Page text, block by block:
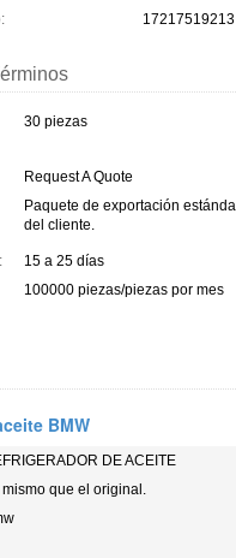
17217519213
30 piezas
Request A Quote
Paquete de exportación
del cliente.
15 a 25 días
100000 piezas/piezas por mes
BMW
DE ACEITE
mismo que el original.